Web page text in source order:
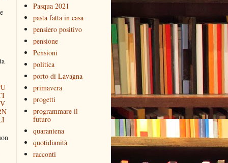
Pasqua 2021
pasta fatta in casa
pensiero positivo
pensione
Pensioni
politica
porto di Lavagna
primavera
progetti
programmare il
futuro
quarantena
quotidianità
racconti